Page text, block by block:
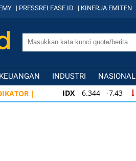
| PRESSRELEASE.ID | KINERJA EMITEN
KEUANGAN INDUSTRI NASIONAL
| IDX 6.344 -7,43
IDX 6.344 -7,43